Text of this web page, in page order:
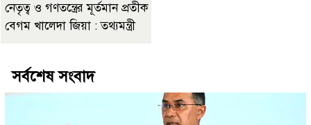
নেতৃত্ব ও গণতন্ত্রের মূর্তমান প্রতীক
বেগম খালেদা জিয়া : তথ্যমন্ত্রী
সর্বশেষ সংবাদ